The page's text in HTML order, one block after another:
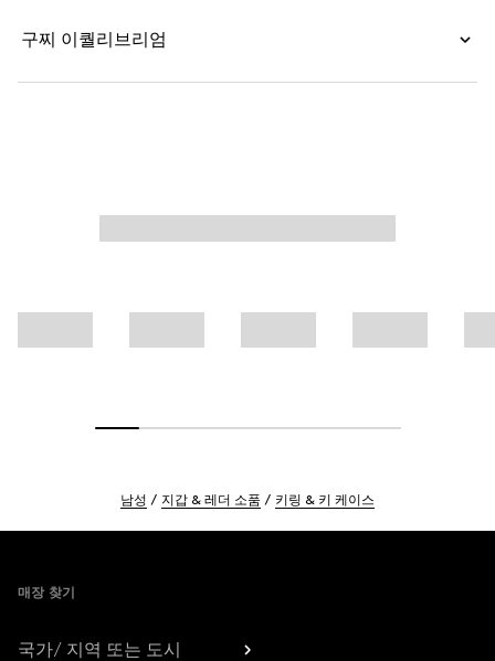
구찌 이퀄리브리엄
남성 지갑 & 레더 소품 키링 & 키 케이스
매장 찾기
국가/ 지역 또는 도시